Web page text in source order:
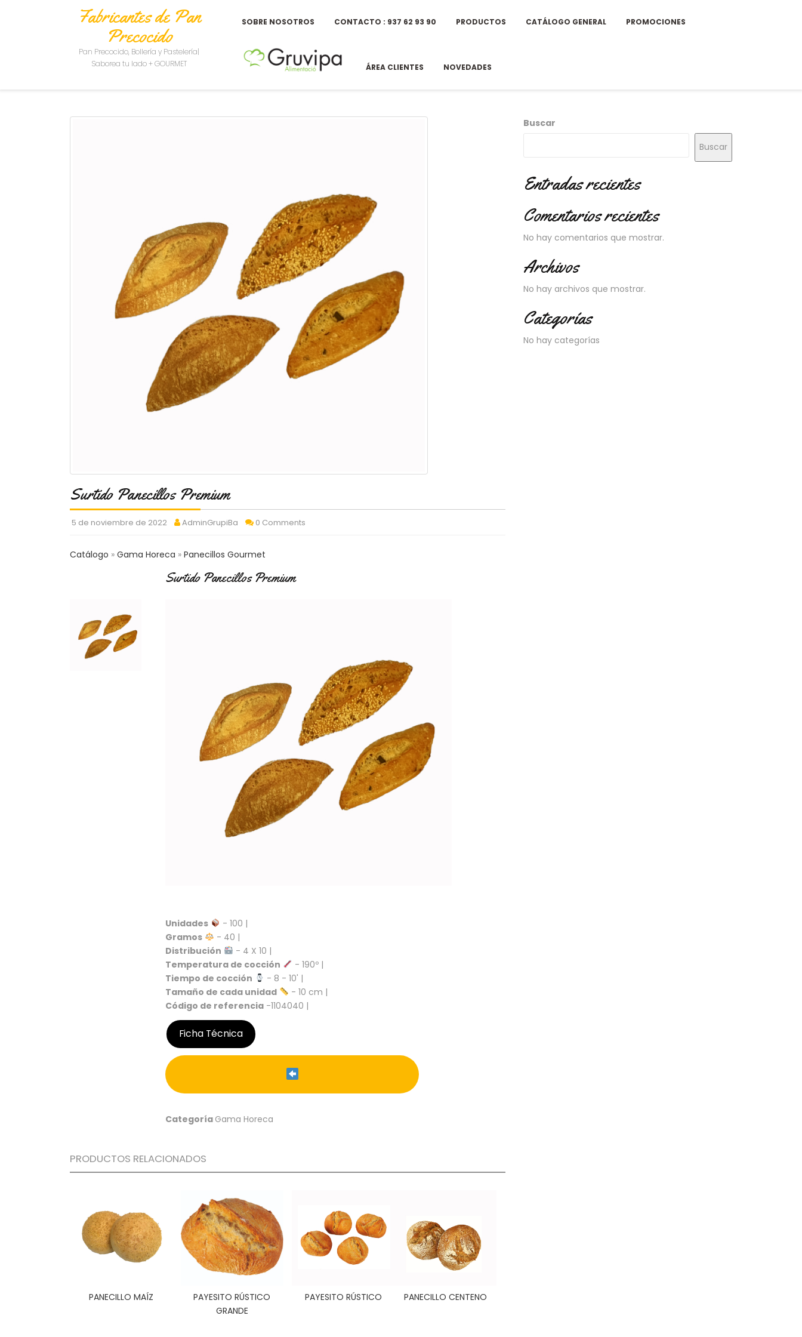
Fabricantes de Pan
Precocido
Pan Precocido, Bollería y Pastelería|
Saborea tu lado + GOURMET
SOBRE NOSOTROS CONTACTO : 937 62 93 90 PRODUCTOS CATÁLOGO GENERAL PROMOCIONES
ÁREA CLIENTES NOVEDADES
Surtido Panecillos Premium
5 de noviembre de 2022 AdminGrupiBa 0 Comments
Catálogo Gama Horeca Panecillos Gourmet
Surtido Panecillos Premium
Unidades
- 100 |
Gramos
- 40 |
Distribución
- 4 X 10 |
Temperatura de cocción
- 190º |
Tiempo de cocción
- 8 - 10' |
Tamaño de cada unidad
- 10 cm |
Código de referencia -1104040 |
Ficha Técnica
Categoría Gama Horeca
PRODUCTOS RELACIONADOS
PANECILLO MAÍZ
PAYESITO RÚSTICO
GRANDE
PAYESITO RÚSTICO PANECILLO CENTENO
Buscar
Buscar
Entradas recientes
Comentarios recientes
No hay comentarios que mostrar.
Archivos
No hay archivos que mostrar.
Categorías
No hay categorías